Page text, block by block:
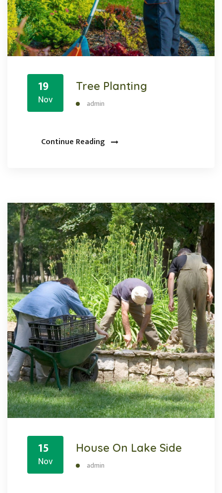
19
Nov
Tree Planting
admin
Continue Reading
15
Nov
House On Lake Side
admin